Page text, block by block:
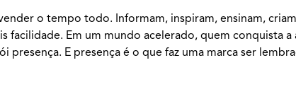
o tempo todo. Informam, inspiram, ensinam,
Em um mundo acelerado, quem conquista
E presença é o que faz uma marca ser